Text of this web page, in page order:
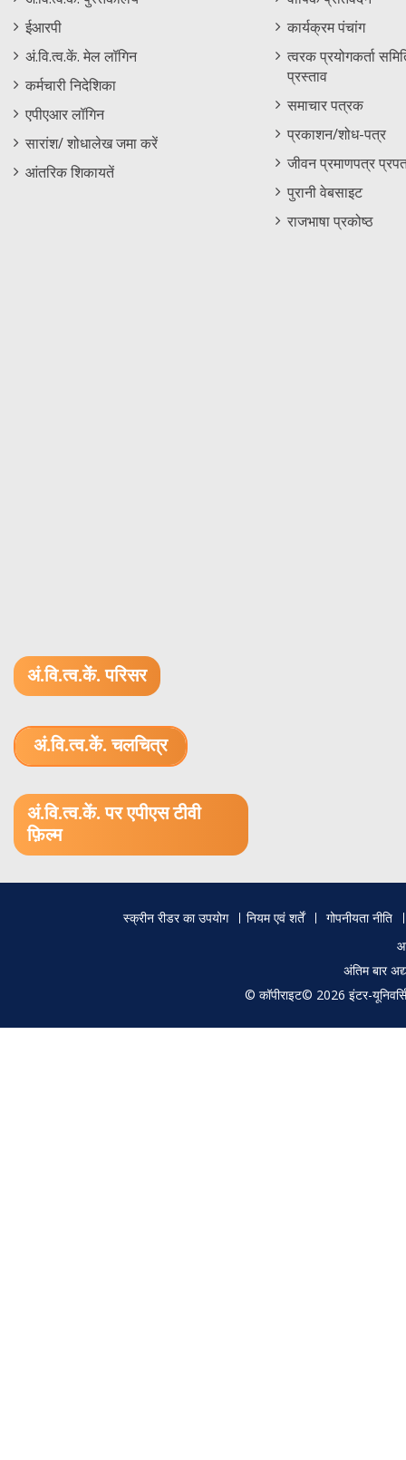
Footer
Menu
ईआरपी
अं.वि.त्व.कें. मेल लॉगिन
कर्मचारी निदेशिका
एपीएआर लॉगिन
सारांश/ शोधालेख जमा करें
आंतरिक शिकायतें
Menu
कार्यक्रम पंचांग
त्वरक प्रयोगकर्ता
प्रस्ताव
समाचार पत्रक
प्रकाशन/शोध-पत्र
जीवन प्रमाणपत्र
पुरानी वेबसाइट
राजभाषा प्रकोष्ठ
अं.वि.त्व.कें. परिसर
अं.वि.त्व.कें. चलचित्र
अं.वि.त्व.कें. पर एपीएस टीवी
फ़िल्म
स्क्रीन रीडर का उपयोग नियम एवं शर्तें
गोपनीयता नीति
अंतिम बार
© कॉपीराइट© 2026 इंटर-